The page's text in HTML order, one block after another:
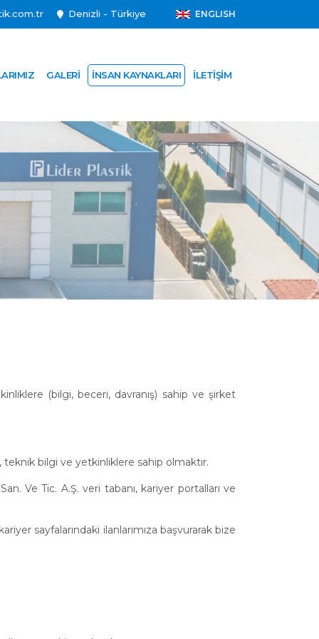
Denizli - Türkiye ENGLISH
GALERI İNSAN KAYNAKLARI İLETIŞIM
(bilgi, beceri, davranış) sahip ve şirket
teknik bilgi ve yetkinliklere sahip olmaktır.
Ve Tic. A.Ş. veri tabanı, kariyer portalları ve
sayfalarındaki ilanlarımıza başvurarak bize